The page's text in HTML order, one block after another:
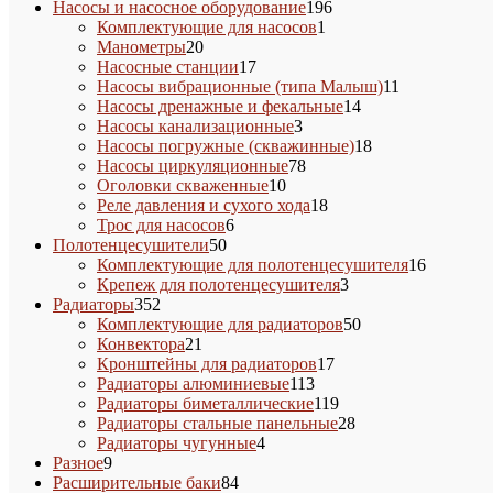
товара
Насосы и насосное оборудование196196
Комплектующие для насосов1
Манометры2020
товаров
Насосные станции1717
товаров
Насосы вибрационные (типа Малыш)11
Насосы дренажные и фекальные1414
Насосы канализационные33
товара
Насосы погружные (скважинные)1818
Насосы циркуляционные7878
Оголовки скваженные1010
товаров
Реле давления и сухого хода1818
Трос для насосов66
Полотенцесушители5050
товаров
Комплектующие для полотенцесушителя1616
Крепеж для полотенцесушителя33
Радиаторы352
товара
Комплектующие для радиаторов5050
Конвектора21
товар
Кронштейны для радиаторов1717
Радиаторы алюминиевые113113
товаров
Радиаторы биметаллические119119
товаров
Радиаторы стальные панельные2828
Радиаторы чугунные44
Разное99
товаров
Расширительные баки8484